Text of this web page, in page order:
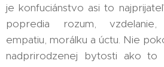
je konfuciánstvo asi to
popredia rozum, vzdelanie,
empatiu, morálku a úctu. Nie
nadprirodzenej bytosti ako to